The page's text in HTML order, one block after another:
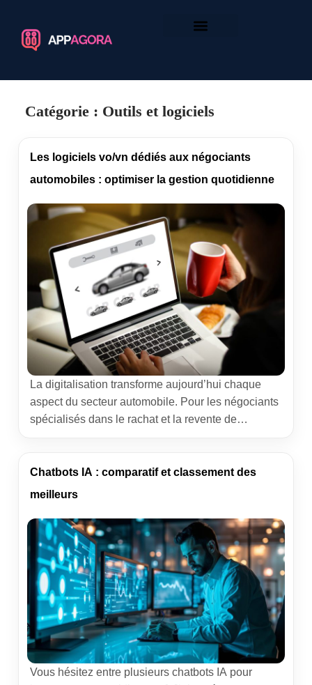
Catégorie : Outils et logiciels
Les logiciels vo/vn dédiés aux négociants
automobiles : optimiser la gestion quotidienne
La digitalisation transforme aujourd’hui chaque
aspect du secteur automobile. Pour les négociants
spécialisés dans le rachat et la revente de
nécessité. Ces outils accompagnent chaque étape,
depuis la gestion administrative jusqu’à
permettent de se concentrer sur l’essentiel, tout en
réduisant les tâches chronophages. […]
Chatbots IA : comparatif et classement des
meilleurs
Vous hésitez entre plusieurs chatbots IA pour